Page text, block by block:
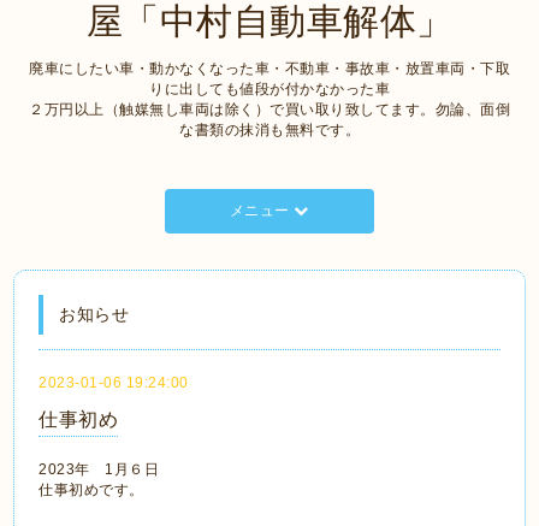
屋「中村自動車解体」
廃車にしたい車・動かなくなった車・不動車・事故車・放置車両・下取
りに出しても値段が付かなかった車
２万円以上（触媒無し車両は除く）で買い取り致してます。勿論、面倒
な書類の抹消も無料です。
メニュー
お知らせ
2023-01-06 19:24:00
仕事初め
2023年 1月６日
仕事初めです。